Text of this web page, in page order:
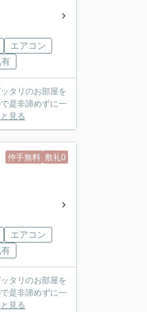
エアコン
有
タリのお部屋を
是非諦めずに一
見る
仲手無料 敷礼0
エアコン
有
タリのお部屋を
是非諦めずに一
見る